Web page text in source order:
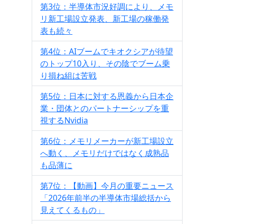
第3位：半導体市況好調により、メモ
リ新工場設立発表、新工場の稼働発
表も続々
第4位：AIブームでキオクシアが待望
のトップ10入り、その陰でブーム乗
り損ね組は苦戦
第5位：日本に対する恩義から日本企
業・団体とのパートナーシップを重
視するNvidia
第6位：メモリメーカーが新工場設立
へ動く、メモリだけではなく成熟品
も品薄に
第7位：【動画】今月の重要ニュース
「2026年前半の半導体市場総括から
見えてくるもの」